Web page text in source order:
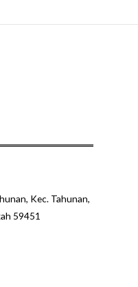
Kec. Tahunan,
59451